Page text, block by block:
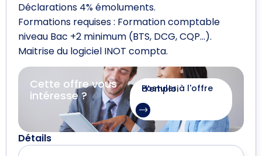
Déclarations 4% émoluments.
Formations requises : Formation comptable
niveau Bac +2 minimum (BTS, DCG, CQP…).
Maitrise du logiciel INOT compta.
Cette offre vous
intéresse ?
Postuler à l'offre d'emploi
Détails